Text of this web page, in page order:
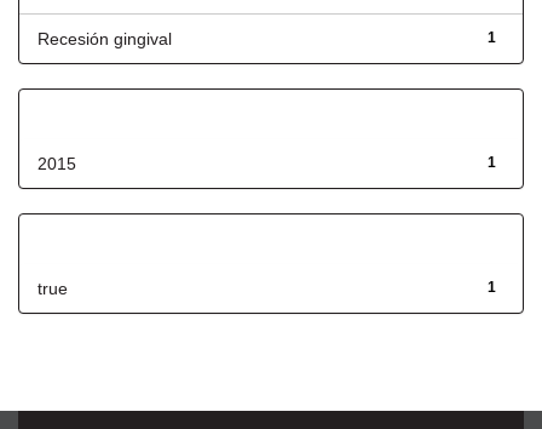
1
Recesión gingival
1
2015
1
true